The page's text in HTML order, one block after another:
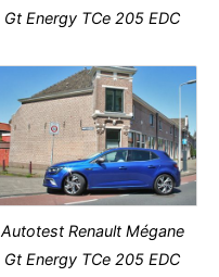
Gt Energy TCe 205 EDC
Autotest Renault Mégane
Gt Energy TCe 205 EDC